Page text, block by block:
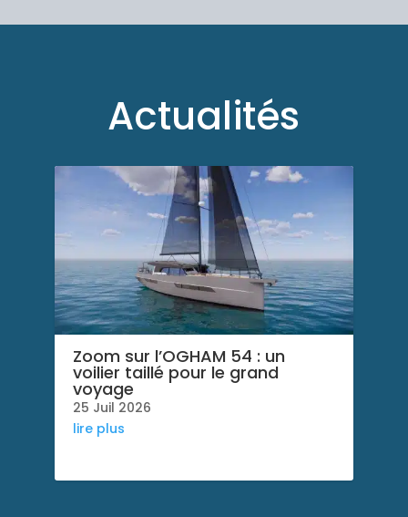
r
Actualités
Zoom sur l’OGHAM 54 : un
voilier taillé pour le grand
voyage
25 Juil 2026
lire plus